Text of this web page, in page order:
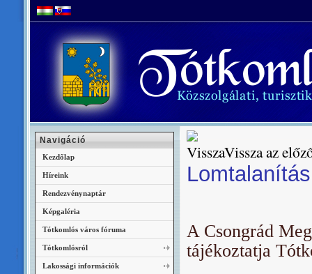
Vissza az
A Csongrád
tájékoztatja
Navigáció
Kezdőlap
Híreink
Rendezvénynaptár
Képgaléria
Tótkomlós város fóruma
Tótkomlósról
Lakossági információk